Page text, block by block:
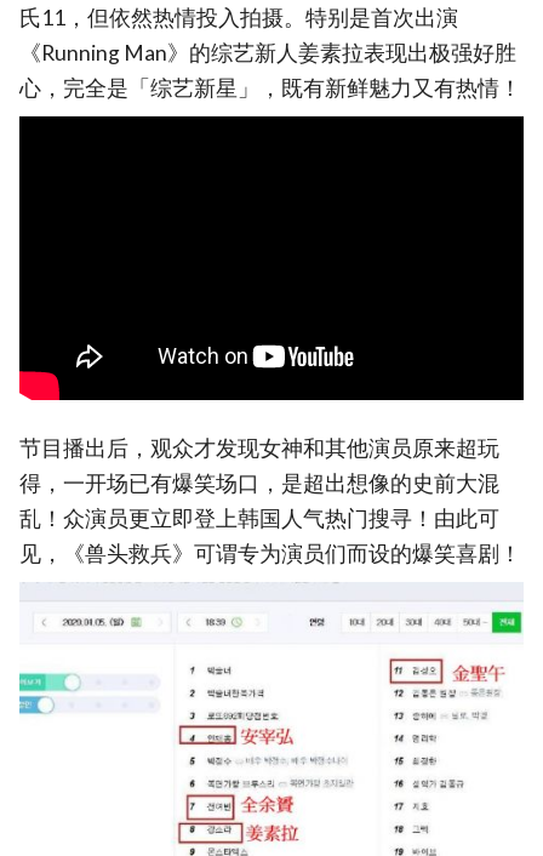
氏11，但依然热情投入拍摄。特别是首次出演
《Running Man》的综艺新人姜素拉表现出极强好胜
心，完全是「综艺新星」，既有新鲜魅力又有热情！
节目播出后，观众才发现女神和其他演员原来超玩
得，一开场已有爆笑场口，是超出想像的史前大混
乱！众演员更立即登上韩国人气热门搜寻！由此可
见，《兽头救兵》可谓专为演员们而设的爆笑喜剧！